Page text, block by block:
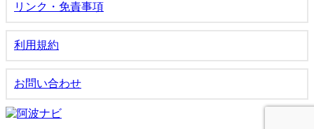
リンク・免責事項
利用規約
お問い合わせ